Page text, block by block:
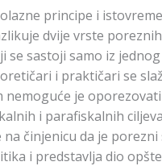
principe i
dvije vrste
sastoji samo iz
i praktičari se
nemoguće je
i parafiskalnih
činjenicu da je porezni
i predstavlja dio